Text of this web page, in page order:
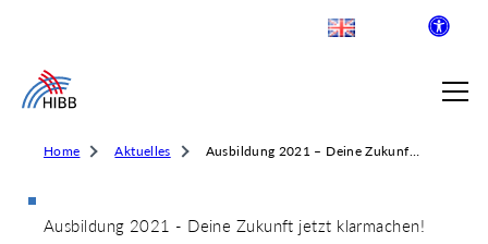
Home Aktuelles Ausbildung 2021 – Deine Zukunft jetzt klarmachen!
Ausbildung 2021 - Deine Zukunft jetzt klarmachen!